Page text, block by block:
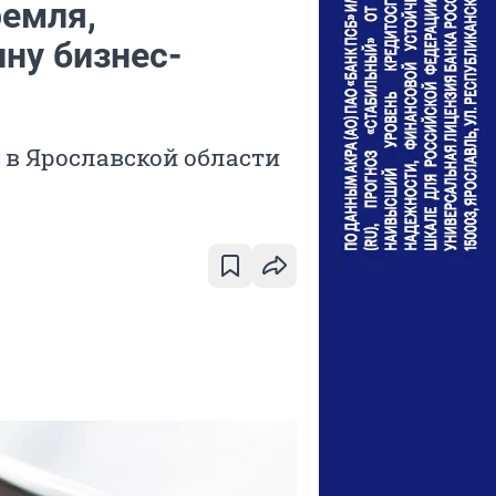
бизнес-
Ярославской области